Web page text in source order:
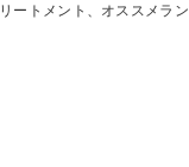
ートメント、オススメラン